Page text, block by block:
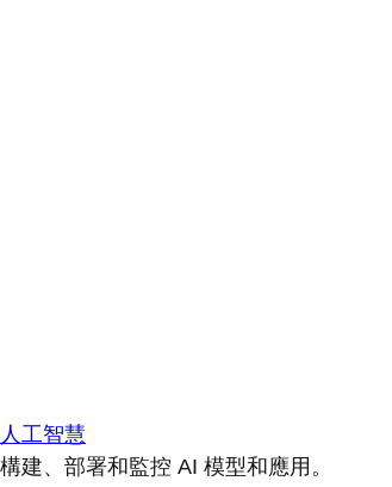
人工智慧
構建、部署和監控 AI 模型和應用。